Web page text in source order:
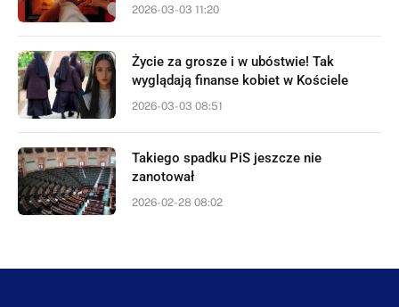
2026-03-03 11:20
Życie za grosze i w ubóstwie! Tak
wyglądają finanse kobiet w Kościele
2026-03-03 08:51
Takiego spadku PiS jeszcze nie
zanotował
2026-02-28 08:02